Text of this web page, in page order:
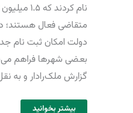
نام کردند که ۱.۵
متقاضی فعال هستند؛
دولت امکان ثبت نام
بعضی شهرها فراهم
گزارش ملک‌رادار و به
بیشتر بخوانید